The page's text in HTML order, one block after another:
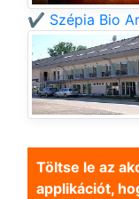
✔️ Szépia Bio
Töltse le az
applikációt,